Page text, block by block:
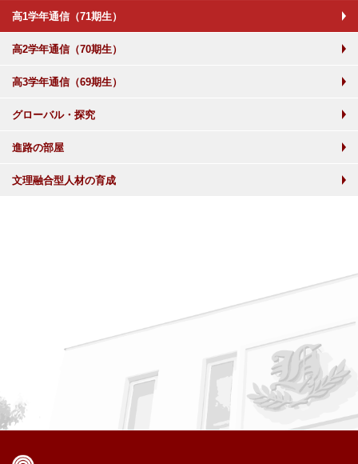
高1学年通信（71期生）
高2学年通信（70期生）
高3学年通信（69期生）
グローバル・探究
進路の部屋
文理融合型人材の育成